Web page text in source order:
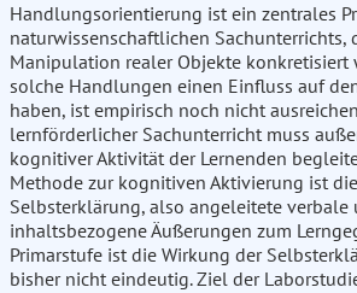
Handlungsorientierung ist ein zentrales
naturwissenschaftlichen Sachunterrichts,
Manipulation realer Objekte konkretisiert
solche Handlungen einen Einfluss auf
haben, ist empirisch noch nicht
lernförderlicher Sachunterricht muss
kognitiver Aktivität der Lernenden
Methode zur kognitiven Aktivierung ist
Selbsterklärung, also angeleitete verbale
inhaltsbezogene Äußerungen zum
Primarstufe ist die Wirkung der
bisher nicht eindeutig. Ziel der